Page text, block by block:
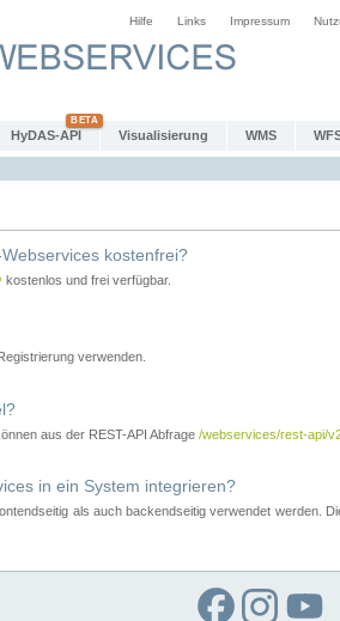
Hilfe Links Impressum
HyDAS-API Visualisierung WMS
kostenfrei?
kostenlos und frei verfügbar.
verwenden.
aus der REST-API Abfrage /webservices/rest-api/
in ein System integrieren?
als auch backendseitig verwendet werden.